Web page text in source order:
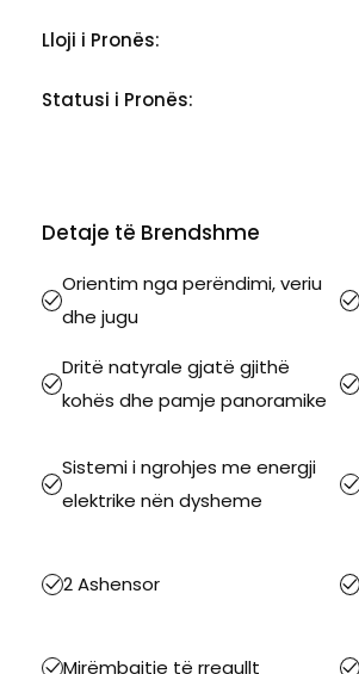
Lloji i Pronës:
Statusi i Pronës:
Detaje të Brendshme
Orientim nga perëndimi, veriu
dhe jugu
Dritë natyrale gjatë gjithë
kohës dhe pamje panoramike
Sistemi i ngrohjes me energji
elektrike nën dysheme
2 Ashensor
Mirëmbajtje të rregullt